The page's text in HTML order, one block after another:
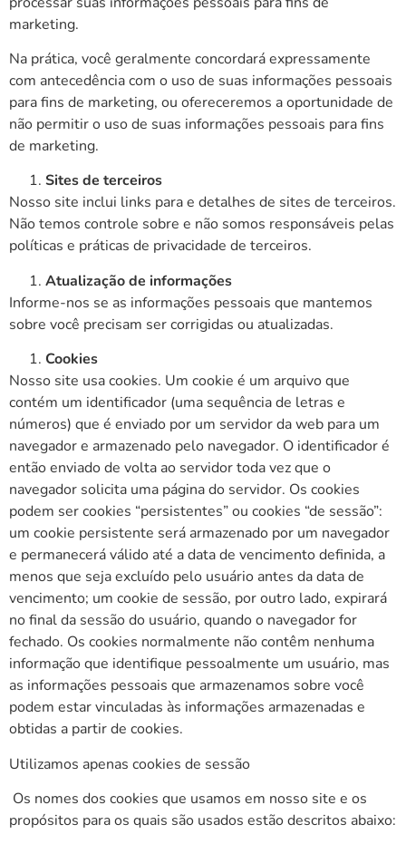
marketing.
Na prática, você geralmente concordará expressamente
com antecedência com o uso de suas informações pessoais
para fins de marketing, ou ofereceremos a oportunidade de
não permitir o uso de suas informações pessoais para fins
de marketing.
Sites de terceiros
Nosso site inclui links para e detalhes de sites de terceiros.
Não temos controle sobre e não somos responsáveis pelas
políticas e práticas de privacidade de terceiros.
Atualização de informações
Informe-nos se as informações pessoais que mantemos
sobre você precisam ser corrigidas ou atualizadas.
Cookies
Nosso site usa cookies. Um cookie é um arquivo que
contém um identificador (uma sequência de letras e
números) que é enviado por um servidor da web para um
navegador e armazenado pelo navegador. O identificador é
então enviado de volta ao servidor toda vez que o
navegador solicita uma página do servidor. Os cookies
podem ser cookies “persistentes” ou cookies “de sessão”:
um cookie persistente será armazenado por um navegador
e permanecerá válido até a data de vencimento definida, a
menos que seja excluído pelo usuário antes da data de
vencimento; um cookie de sessão, por outro lado, expirará
no final da sessão do usuário, quando o navegador for
fechado. Os cookies normalmente não contêm nenhuma
informação que identifique pessoalmente um usuário, mas
as informações pessoais que armazenamos sobre você
podem estar vinculadas às informações armazenadas e
obtidas a partir de cookies.
Utilizamos apenas cookies de sessão
Os nomes dos cookies que usamos em nosso site e os
propósitos para os quais são usados estão descritos abaixo: